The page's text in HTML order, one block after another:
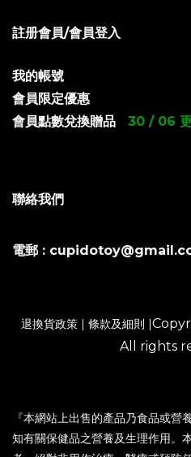
註册會員/會員登入
我的帳號
會員限定優惠
會員點數兌換贈品
30 / 06
聯絡我們
電郵 :
退換貨政策 | 條款及細則 |
All rights
『本網站上出售的產品乃食品或
知有關保健品之營養及生理作用。